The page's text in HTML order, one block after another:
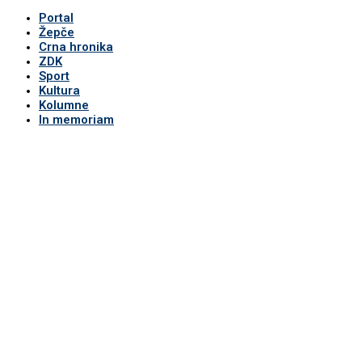
Portal
Žepče
Crna hronika
ZDK
Sport
Kultura
Kolumne
In memoriam